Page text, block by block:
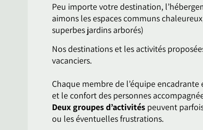
Peu importe votre destination,
aimons les espaces communs
superbes jardins arborés)
Nos destinations et les activités
vacanciers.
Chaque membre de l’équipe encadrante
et le confort des personnes
Deux groupes d’activités peuvent
ou les éventuelles frustrations.